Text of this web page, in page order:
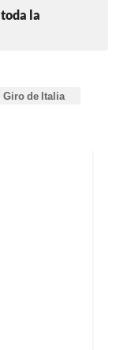
la
Giro de Italia